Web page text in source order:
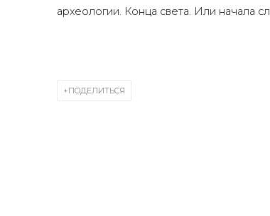
археологии. Конца света. Или начала
ПОДЕЛИТЬСЯ